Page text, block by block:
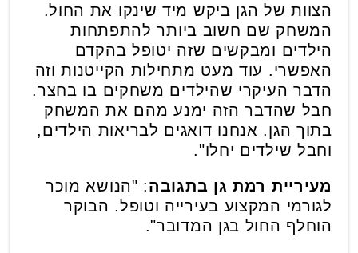
הצוות של הגן ביקש מיד שינקו את החול.
המשחק שם חשוב ביותר להתפתחות
הילדים ומבקשים שזה יטופל בהקדם
האפשרי. עוד מעט מתחילות הקייטנות וזה
הדבר העיקרי שהילדים משחקים בו בחצר.
חבל שהדבר הזה ימנע מהם את המשחק
בתוך הגן. אנחנו דואגים לבריאות הילדים,
וחבל שילדים יחלו".
מעיריית רמת גן בתגובה: "הנושא מוכר
לגורמי המקצוע בעירייה וטופל. הבוקר
הוחלף החול בגן המדובר".